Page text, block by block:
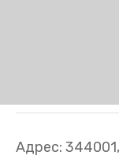
Адрес: